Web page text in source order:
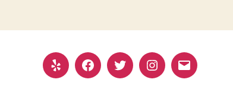
Yelp FacebookTwitterInstagram
Email